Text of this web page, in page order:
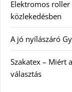
Elektromos
közlekedésben
A jó nyílászáró
Szakatex – Miért
választás